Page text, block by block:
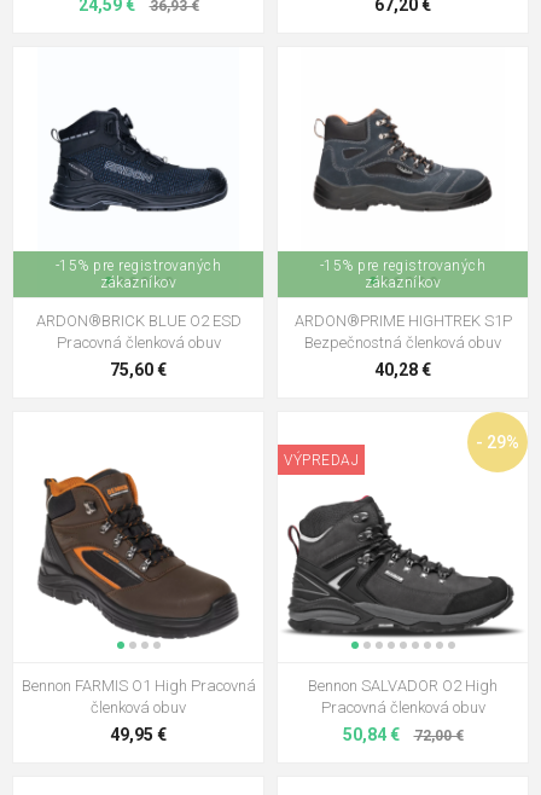
24,59 € 36,93 € 67,20 €
-15% pre registrovaných
zákazníkov
ARDON®BRICK BLUE O2 ESD
Pracovná členková obuv
75,60 €
-15% pre registrovaných
zákazníkov
ARDON®PRIME HIGHTREK S1P
Bezpečnostná členková obuv
40,28 €
Bennon FARMIS O1 High Pracovná
členková obuv
49,95 €
- 29%
VÝPREDAJ
Bennon SALVADOR O2 High
Pracovná členková obuv
50,84 € 72,00 €